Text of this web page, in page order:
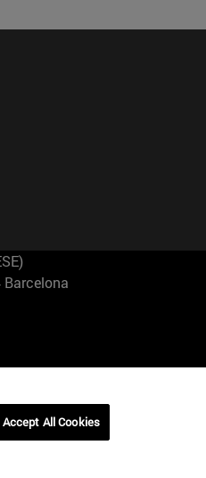
Barcelona
Accept All Cookies